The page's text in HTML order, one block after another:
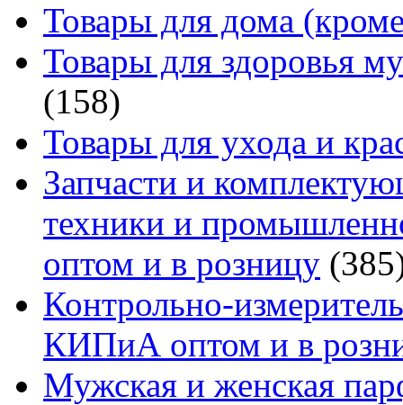
Товары для дома
Товары для здоровья
(158)
Товары для ухода и
Запчасти и
техники и
оптом и в розницу
Контрольно-
КИПиА оптом и в
Мужская и женская